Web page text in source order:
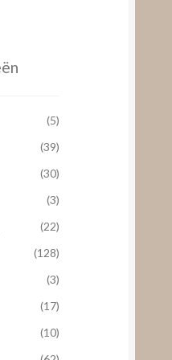
(5)
(39)
(30)
(3)
(22)
(128)
(3)
(17)
(10)